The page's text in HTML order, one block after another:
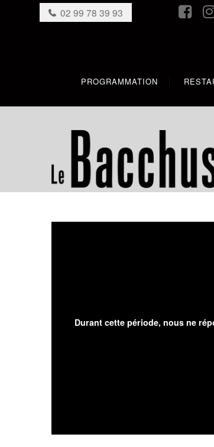
PROGRAMMATION
02 99 78 39 93
Durant cette période, nous ne